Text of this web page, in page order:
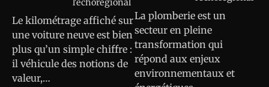
l'echorégional
Le kilométrage affiché sur
une voiture neuve est bien
plus qu’un simple chiffre :
il véhicule des notions de
valeur,…
La plomberie est un
secteur en pleine
transformation qui
répond aux enjeux
environnementaux et